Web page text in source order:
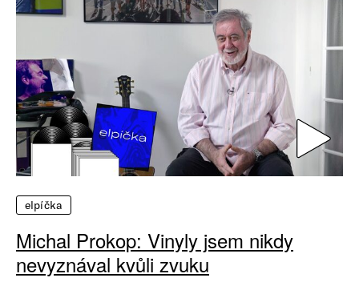
elpíčka
Michal Prokop: Vinyly jsem nikdy
nevyznával kvůli zvuku